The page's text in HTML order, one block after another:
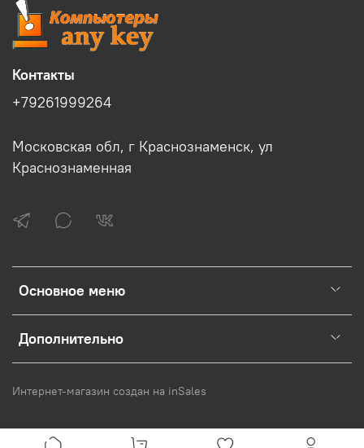
Основное меню
Дополнительно
Контакты
+79261999264
Московская обл, г Краснознаменск, ул
Краснознаменная
Интернет-магазин создан на inSales